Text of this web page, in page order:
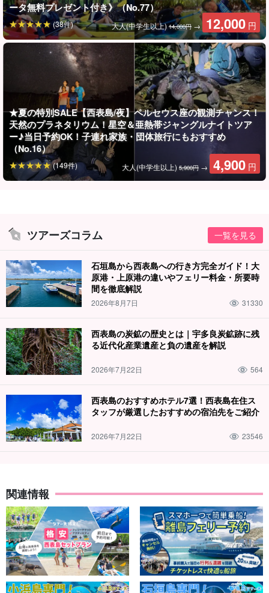
ガイドがしっかりサポート
ガイドは全員が水難救助員の資格を保有しています。ゆっくり丁
寧にレクチャーいたしますので小さなお子様から泳ぎの苦手な方
までご参加大歓迎です！
ゼントいたします。
ータ無料プレゼント付き》（No.77）
大人(中学生以上)14,000円 → 12,000 円
(38件)
★夏の特別SALE【西表島/夜】ペルセウス座の観測チャンス！
天然のプラネタリウム！星空＆亜熱帯ジャングルナイトツア
ー♪当日予約OK！子連れ家族・団体旅行にもおすすめ
（No.16）
大人(中学生以上) 5,900円 → 4,900 円
(149件)
ツアーズコラム 一覧を見る
石垣島から西表島への行き方完全ガイド！大
原港・上原港の違いやフェリー料金・所要時
間を徹底解説
2026年8月7日 31330
西表島の炭鉱の歴史とは｜宇多良炭鉱跡に残
る近代化産業遺産と負の遺産を解説
2026年7月22日 564
西表島のおすすめホテル7選！西表島在住ス
タッフが厳選したおすすめの宿泊先をご紹介
2026年7月22日 23546
関連情報